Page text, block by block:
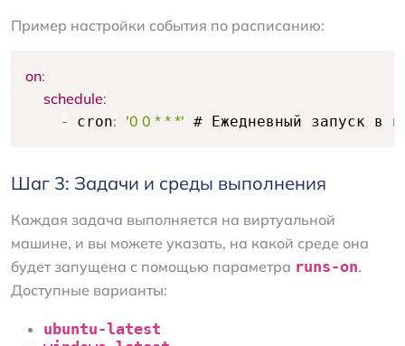
Пример настройки события по расписанию:
on:
schedule:
- cron: '0 0 * * *' # Ежедневный запуск в
Шаг 3: Задачи и среды выполнения
Каждая задача выполняется на виртуальной
машине, и вы можете указать, на какой среде она
будет запущена с помощью параметра runs-on.
Доступные варианты:
ubuntu-latest